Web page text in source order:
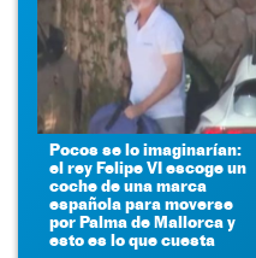
Pocos se lo imaginarían:
el rey Felipe VI escoge un
coche de una marca
española para moverse
por Palma de Mallorca y
esto es lo que cuesta